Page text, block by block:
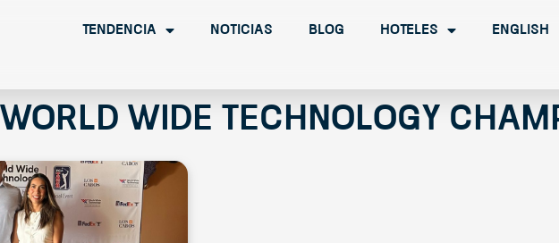
Tendencia Noticias Blog Hoteles English
World Wide Technology